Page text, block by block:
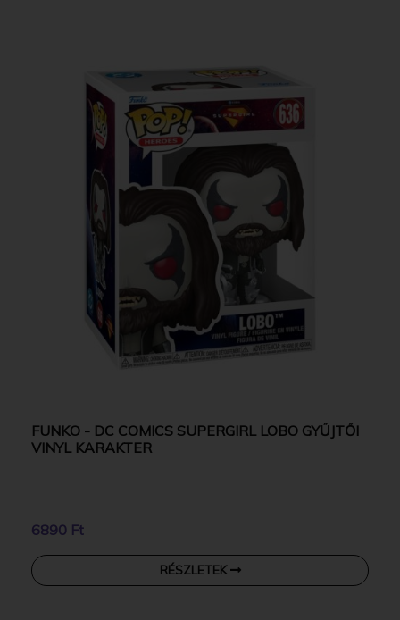
FUNKO - DC COMICS SUPERGIRL LOBO GYŰJTŐI
VINYL KARAKTER
6890 Ft
RÉSZLETEK